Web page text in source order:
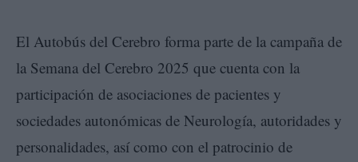
El Autobús del Cerebro forma parte de la campaña de
la Semana del Cerebro 2025 que cuenta con la
participación de asociaciones de pacientes y
sociedades autonómicas de Neurología, autoridades y
personalidades, así como con el patrocinio de